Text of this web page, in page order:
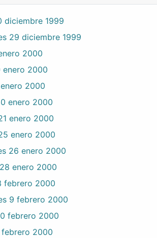
diciembre 1999
29 diciembre 1999
2000
enero 2000
2000
enero 2000
enero 2000
enero 2000
26 enero 2000
enero 2000
febrero 2000
9 febrero 2000
febrero 2000
febrero 2000